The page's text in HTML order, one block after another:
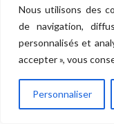
Nous utilisons des
de navigation,
personnalisés et
accepter », vous
Personnaliser
j’adore,
ce type de